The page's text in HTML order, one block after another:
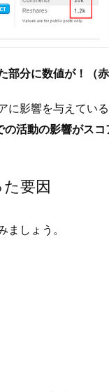
分に数値が！（赤
に影響を与えてい
活動の影響がスコ
要因
しょう。